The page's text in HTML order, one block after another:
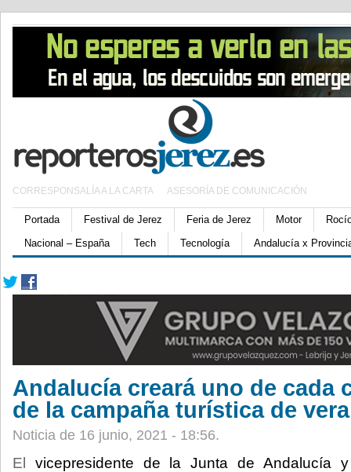
CORRESPONSALÍA A LA CARTA ASESORÍA DE COMUNICACIÓN
Portada Festival de Jerez Feria de Jerez Motor
Nacional – España
Tech Tecnología Andalucía x
Andalucía creará uno de cada
de la campaña turística de
Noticia de 16 junio, 2021 - 18:56.
El vicepresidente de la Junta de Andalucía